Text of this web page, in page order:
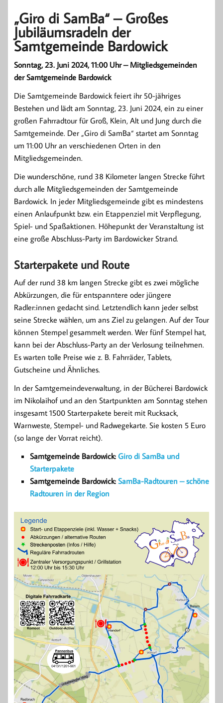
„Giro di SamBa“ – Großes
Jubiläumsradeln der
Samtgemeinde Bardowick
Sonntag, 23. Juni 2024, 11:00 Uhr – Mitgliedsgemeinden
der Samtgemeinde Bardowick
Die Samtgemeinde Bardowick feiert ihr 50-jähriges
Bestehen und lädt am Sonntag, 23. Juni 2024, ein zu einer
großen Fahrradtour für Groß, Klein, Alt und Jung durch die
Samtgemeinde. Der „Giro di SamBa“ startet am Sonntag
um 11:00 Uhr an verschiedenen Orten in den
Mitgliedsgemeinden.
Die wunderschöne, rund 38 Kilometer langen Strecke führt
durch alle Mitgliedsgemeinden der Samtgemeinde
Bardowick. In jeder Mitgliedsgemeinde gibt es mindestens
einen Anlaufpunkt bzw. ein Etappenziel mit Verpflegung,
Spiel- und Spaßaktionen. Höhepunkt der Veranstaltung ist
eine große Abschluss-Party im Bardowicker Strand.
Starterpakete und Route
Auf der rund 38 km langen Strecke gibt es zwei mögliche
Abkürzungen, die für entspanntere oder jüngere
Radler:innen gedacht sind. Letztendlich kann jeder selbst
seine Strecke wählen, um ans Ziel zu gelangen. Auf der Tour
können Stempel gesammelt werden. Wer fünf Stempel hat,
kann bei der Abschluss-Party an der Verlosung teilnehmen.
Es warten tolle Preise wie z. B. Fahrräder, Tablets,
Gutscheine und Ähnliches.
In der Samtgemeindeverwaltung, in der Bücherei Bardowick
im Nikolaihof und an den Startpunkten am Sonntag stehen
insgesamt 1500 Starterpakete bereit mit Rucksack,
Warnweste, Stempel- und Radwegekarte. Sie kosten 5 Euro
(so lange der Vorrat reicht).
Samtgemeinde Bardowick: Giro di SamBa und
Starterpakete
Samtgemeinde Bardowick: SamBa-Radtouren – schöne
Radtouren in der Region